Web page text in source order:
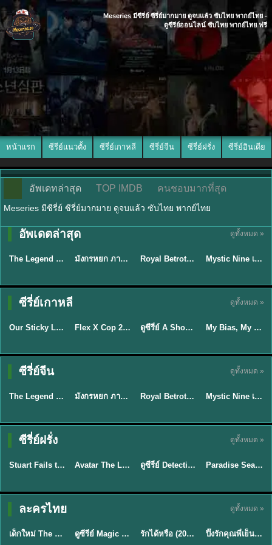
Meseries มีซีรี่ย์ ซีรี่ย์มากมาย ดูจบแล้ว ซับไทย พากย์ไทย -
ดูซีรีย์ออนไลน์ ซับไทย พากย์ไทย ฟรี
หน้าแรก ซีรีย์แนวตั้ง ซีรี่ย์เกาหลี ซีรี่ย์จีน ซีรี่ย์ฝรั่ง ซีรี่ย์อินเดีย
อัพเดทล่าสุด TOP IMDB คนชอบมากที่สุด
Meseries มีซีรี่ย์ ซีรี่ย์มากมาย ดูจบแล้ว ซับไทย พากย์ไทย
อัพเดตล่าสุด ดูทั้งหมด »
★8.5
พากย์ไทย
The Legend of ShenLi ปฐพีไร้พ่าย (2024) พากย์ไทย ซับไทย EP.1-39 ★8 มังกรหยก ภาคมารบูรพาและพิษประจิม Duel on Mount Hua พากย์ไทย ★9 Royal Betrothal (2026) สัญญาวิวาห์แห่งราชวงศ์ พากย์ไทย ซับไทย EP1-32 ★9
พากย์ไทย/ซับ
Mystic Nine เก้าสกุล (2026) พากย์ไทย ซับไทย EP.1-30
ซีรี่ย์เกาหลี ดูทั้งหมด »
★6
ซับไทย
Our Sticky Love รักติดหนึบ (2026) พากย์ไทย ซับไทย EP.1-12 ★8 Flex X Cop 2 คุณชายสายสืบ ซีซั่น 2 (2026) พากย์ไทย ซับไทย EP.1-14 ★8 EP.16ดูซีรี่ย์ A Shop for Killers 2 ร้านลับนักฆ่า ซีซัน 2 (2026) ซับไทย-พากย์ไทย
ซับไทย
My Bias, My Boss เมื่อเมนฉันเป็นประธานบริษัท (2026) พากย์ไทย ซับไทย EP.1-12
ซีรี่ย์จีน ดูทั้งหมด »
★8.5
พากย์ไทย
The Legend of ShenLi ปฐพีไร้พ่าย (2024) พากย์ไทย ซับไทย EP.1-39 ★8 มังกรหยก ภาคมารบูรพาและพิษประจิม Duel on Mount Hua พากย์ไทย ★9 Royal Betrothal (2026) สัญญาวิวาห์แห่งราชวงศ์ พากย์ไทย ซับไทย EP1-32 ★9
พากย์ไทย/ซับ
Mystic Nine เก้าสกุล (2026) พากย์ไทย ซับไทย EP.1-30
ซีรี่ย์ฝรั่ง ดูทั้งหมด »
★9.3
พากย์ไทย
Stuart Fails to Save the Universe สจ๊วตล่มแผนกู้จักรวาล (2026) พากย์ไทย ซับไทย EP.1-10 ★7.8 EP.7Avatar The Last Airbender 2 เณรน้อยเจ้าอภินิหาร พากย์ไทย EP.9ดูซีรี่ย์ Detective Hole (2026) พากย์ไทย HD ฟรี อัปเดตล่าสุด Netflix EP.8
พากย์ไทย
Paradise Season 2 (2026) พากย์ไทย EP1-8 ดูซีรี่ย์ฝรั่ง HD ครบทุกตอน
ละครไทย ดูทั้งหมด »
★ 8 EP.6
พากย์ไทย
เด็กใหม่ The Reset 2026 EP1-6 พากย์ไทย ดูซีรี่ย์ Netflix ล่าสุด HD ดูซีรีย์ Magic Move (2026) ทำนายทายรัก Thai EP.1-10 HD รักได้หรือ (2026) YOUNG Let's Begin Again พากย์ไทย EP.1-19 ★8
พากย์ไทย
ปิ๊งรักคุณพี่เย็นชา (2026) Frozen Valentine EP.1-10 (จบ)